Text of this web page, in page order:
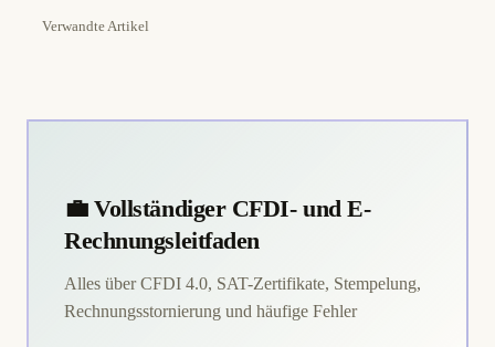
Verwandte Artikel
💼 Vollständiger CFDI- und E-
Rechnungsleitfaden
Alles über CFDI 4.0, SAT-Zertifikate, Stempelung,
Rechnungsstornierung und häufige Fehler